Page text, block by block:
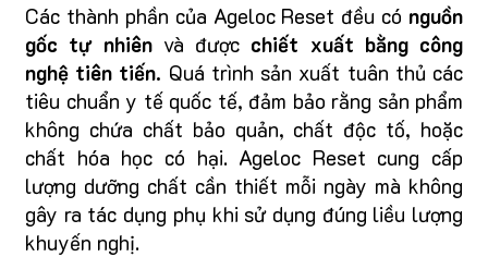
Các thành phần của Ageloc Reset đều có nguồn
gốc tự nhiênvà được chiết xuất bằng công
nghệ tiên tiến. Quá trình sản xuất tuân thủ các
tiêu chuẩn y tế quốc tế, đảm bảo rằng sản phẩm
không chứa chất bảo quản, chất độc tố, hoặc
chất hóa học có hại. Ageloc Reset cung cấp
lượng dưỡng chất cần thiết mỗi ngày mà không
gây ra tác dụng phụ khi sử dụng đúng liều lượng
khuyến nghị.